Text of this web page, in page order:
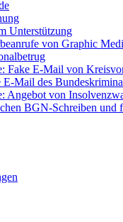
Unterstützung
von Graphic
Fake E-Mail von
E-Mail des
Angebot von
BGN-Schreiben und